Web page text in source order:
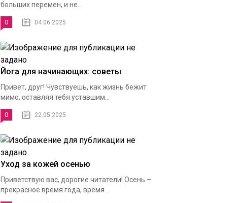
больших перемен, и не...
0 04.06.2025
Йога для начинающих: советы
Привет, друг! Чувствуешь, как жизнь бежит
мимо, оставляя тебя уставшим...
0 22.05.2025
Уход за кожей осенью
Приветствую вас, дорогие читатели! Осень –
прекрасное время года, время...